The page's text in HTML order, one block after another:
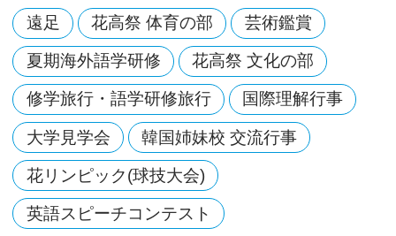
遠足 花高祭 体育の部 芸術鑑賞
夏期海外語学研修 花高祭 文化の部
修学旅行・語学研修旅行 国際理解行事
大学見学会 韓国姉妹校 交流行事
花リンピック(球技大会)
英語スピーチコンテスト